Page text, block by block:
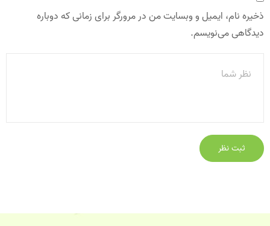
ذخیره نام، ایمیل و وبسایت من در مرورگر برای زمانی که دوباره
دیدگاهی می‌نویسم.